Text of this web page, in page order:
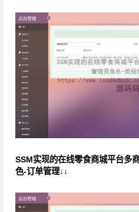
SSM实现的在线零食商城平台多
色-订单管理↓↓